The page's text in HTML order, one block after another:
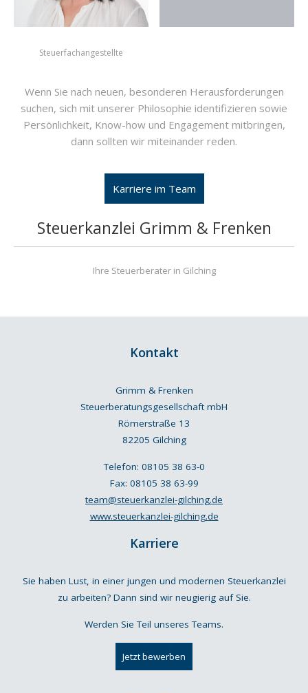
Steuerfachangestellte
Wenn Sie nach neuen, besonderen Herausforderungen
suchen, sich mit unserer Philosophie identifizieren sowie
Persönlichkeit, Know-how und Engagement mitbringen,
dann sollten wir miteinander reden.
Karriere im Team
Steuerkanzlei Grimm & Frenken
Ihre Steuerberater in Gilching
Kontakt
Grimm & Frenken
Steuerberatungs­gesellschaft mbH
Römerstraße 13
82205 Gilching
Telefon: 08105 38 63-0
Fax: 08105 38 63-99
team@steuerkanzlei-gilching.de
www.steuerkanzlei-gilching.de
Karriere
Sie haben Lust, in einer jungen und modernen Steuerkanzlei
zu arbeiten? Dann sind wir neugierig auf Sie.
Werden Sie Teil unseres Teams.
Jetzt bewerben